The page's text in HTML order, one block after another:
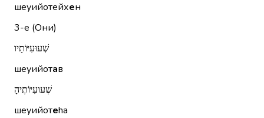
шеуийотейхен
3-е (Они)
שְׁעוּעִיּוֹתָיו
шеуийотав
שְׁעוּעִיּוֹתֶיהָ
шеуийотеhа